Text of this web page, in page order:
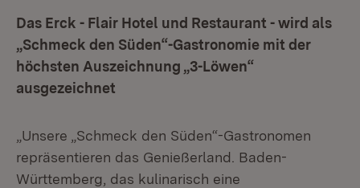
Das Erck - Flair Hotel und Restaurant - wird als
„Schmeck den Süden“-Gastronomie mit der
höchsten Auszeichnung „3-Löwen“
ausgezeichnet
„Unsere „Schmeck den Süden“-Gastronomen
repräsentieren das Genießerland. Baden-
Württemberg, das kulinarisch eine